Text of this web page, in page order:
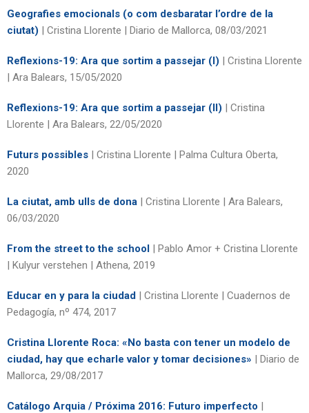
Geografies emocionals (o com desbaratar l’ordre de la
ciutat) | Cristina Llorente | Diario de Mallorca, 08/03/2021
Reflexions-19: Ara que sortim a passejar (I) | Cristina Llorente
| Ara Balears, 15/05/2020
Reflexions-19: Ara que sortim a passejar (II) | Cristina
Llorente | Ara Balears, 22/05/2020
Futurs possibles | Cristina Llorente | Palma Cultura Oberta,
2020
La ciutat, amb ulls de dona | Cristina Llorente | Ara Balears,
06/03/2020
From the street to the school | Pablo Amor + Cristina Llorente
| Kulyur verstehen | Athena, 2019
Educar en y para la ciudad | Cristina Llorente | Cuadernos de
Pedagogía, nº 474, 2017
Cristina Llorente Roca: «No basta con tener un modelo de
ciudad, hay que echarle valor y tomar decisiones» | Diario de
Mallorca, 29/08/2017
Catálogo Arquia / Próxima 2016: Futuro imperfecto |